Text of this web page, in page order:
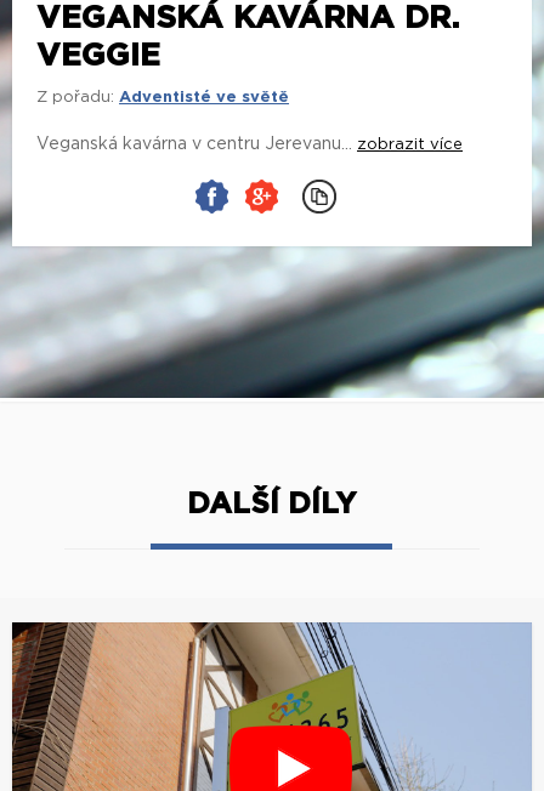
VEGANSKÁ KAVÁRNA DR.
VEGGIE
Z pořadu: Adventisté ve světě
Veganská kavárna v centru Jerevanu... zobrazit více
DALŠÍ DÍLY